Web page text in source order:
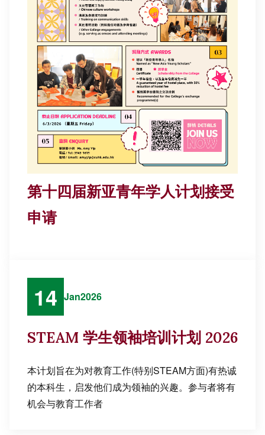
第十四届新亚青年学人计划接受
申请
14 Jan2026
STEAM 学生领袖培训计划 2026
本计划旨在为对教育工作(特别STEAM方面)有热诚
的本科生，启发他们成为领袖的兴趣。参与者将有
机会与教育工作者